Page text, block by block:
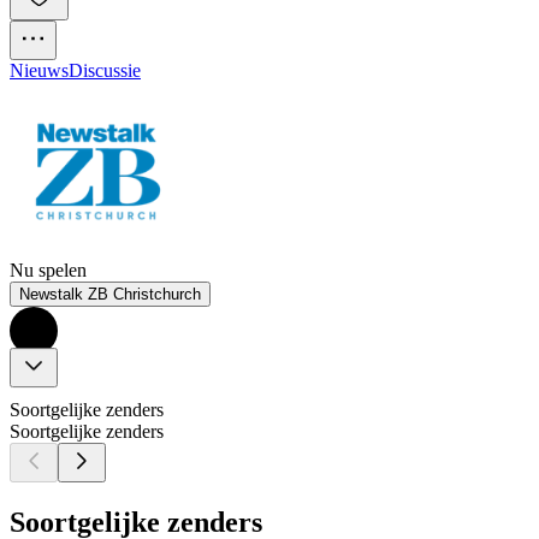
NieuwsDiscussie
Nu spelen
Newstalk ZB Christchurch
Soortgelijke zenders
Soortgelijke zenders
Soortgelijke zenders